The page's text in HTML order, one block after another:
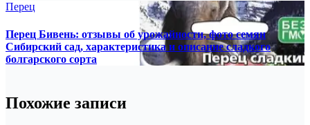
Перец
Перец Бивень: отзывы об урожайности, фото семян
Сибирский сад, характеристика и описание сладкого
болгарского сорта
Похожие записи